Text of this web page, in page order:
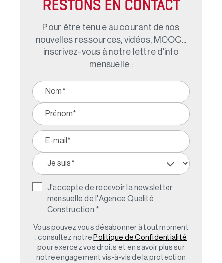
RESTONS EN CONTACT
Pour être tenu.e au courant de nos
nouvelles ressources, vidéos, MOOC...
inscrivez-vous à notre lettre d'info
mensuelle :
J'accepte de recevoir la newsletter
mensuelle de l'Agence Qualité
Construction. *
Vous pouvez vous désabonner à tout moment
: consultez notre Politique de Confidentialité
pour exercez vos droits et en savoir plus sur
notre engagement vis-à-vis de la protection